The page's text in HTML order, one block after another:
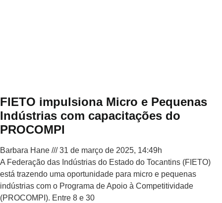
FIETO impulsiona Micro e Pequenas
Indústrias com capacitações do
PROCOMPI
Barbara Hane
31 de março de 2025, 14:49h
A Federação das Indústrias do Estado do Tocantins (FIETO)
está trazendo uma oportunidade para micro e pequenas
indústrias com o Programa de Apoio à Competitividade
(PROCOMPI). Entre 8 e 30